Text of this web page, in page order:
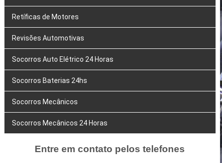
Retíficas de Motores
Revisões Automotivas
Socorros Auto Elétrico 24 Horas
Socorros Baterias 24hs
Socorros Mecânicos
Socorros Mecânicos 24 Horas
Entre em contato pelos telefones